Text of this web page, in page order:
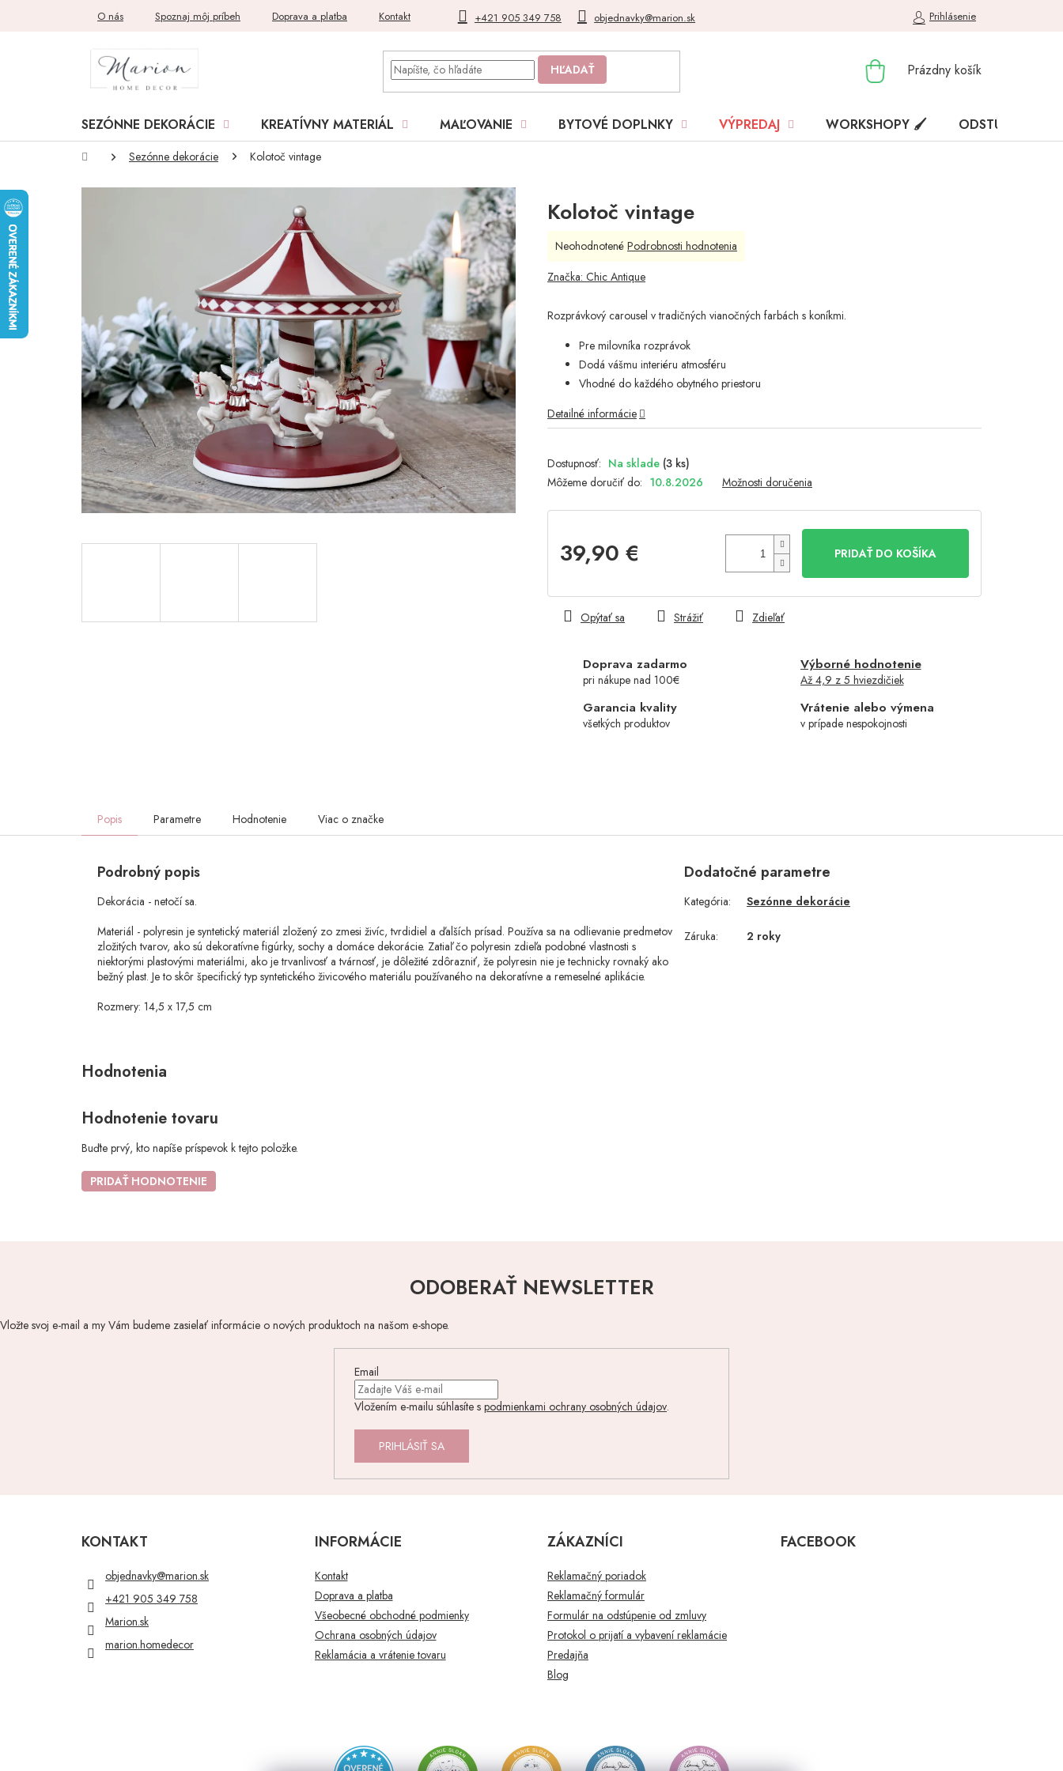
+421 905 349 758 objednavky@marion.sk
O nás Spoznaj môj príbeh Doprava a platba Kontakt Blog Moja objednávka Prihlásenie
HĽADAŤ
NÁKUPNÝ
Prázdny košík
SEZÓNNE DEKORÁCIE KREATÍVNY MATERIÁL MAĽOVANIE BYTOVÉ DOPLNKY VÝPREDAJ WORKSHOPY 🖌️ ODSTÚPENIE
DomovSezónne dekorácie Kolotoč vintage
Kolotoč vintage
Na sklade (3 ks)
Môžeme doručiť do: 10.8.2026 Možnosti doručenia
39,90 €
cena:
PRIDAŤ DO KOŠÍKA
Doprava zadarmo
pri nákupe nad 100€
Výborné hodnotenie
Až 4,9 z 5 hviezdičiek
Garancia kvality
všetkých produktov
Vrátenie alebo výmena
v prípade nespokojnosti
Rozprávkový carousel v tradičných vianočných farbách s koníkmi.
Pre milovníka rozprávok
Dodá vášmu interiéru atmosféru
Vhodné do každého obytného priestoru
Detailné informácie
Opýtať sa Strážiť Zdieľať
Priemerné
produktu
z
hviezdičiek.
Neohodnotené Podrobnosti hodnotenia
Značka: Chic Antique
Popis Parametre Hodnotenie Viac o značke
Podrobný popis
Dekorácia - netočí sa.
Materiál - polyresin je syntetický materiál zložený zo zmesi živíc, tvrdidiel a ďalších prísad. Používa sa na odlievanie predmetov
zložitých tvarov, ako sú dekoratívne figúrky, sochy a domáce dekorácie. Zatiaľ čo polyresin zdieľa podobné vlastnosti s
niektorými plastovými materiálmi, ako je trvanlivosť a tvárnosť, je dôležité zdôrazniť, že polyresin nie je technicky rovnaký ako
bežný plast. Je to skôr špecifický typ syntetického živicového materiálu používaného na dekoratívne a remeselné aplikácie.
Rozmery: 14,5 x 17,5 cm
Dodatočné parametre
Kategória: Sezónne dekorácie
Záruka: 2 roky
Hodnotenie tovaru
Buďte prvý, kto napíše príspevok k tejto položke.
PRIDAŤ HODNOTENIE
ODOBERAŤ NEWSLETTER
Vložte svoj e-mail a my Vám budeme zasielať informácie o nových produktoch na našom e-shope.
Email
Vložením e-mailu súhlasíte s podmienkami ochrany osobných údajov.
PRIHLÁSIŤ SA
KONTAKT
objednavky@marion.sk
+421 905 349 758
Marion.sk
marion.homedecor
INFORMÁCIE
Kontakt
Doprava a platba
Všeobecné obchodné podmienky
Ochrana osobných údajov
Reklamácia a vrátenie tovaru
ZÁKAZNÍCI
Reklamačný poriadok
Reklamačný formulár
Formulár na odstúpenie od zmluvy
Protokol o prijatí a vybavení reklamácie
Predajňa
Blog
FACEBOOK